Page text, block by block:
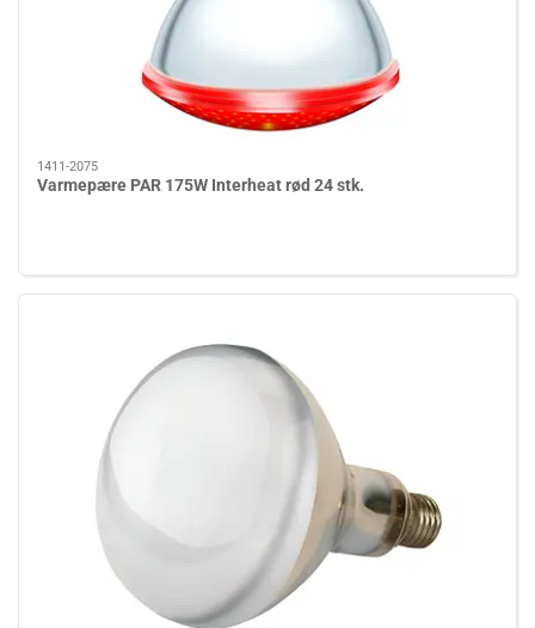
1411-2075
Varmepære PAR 175W Interheat rød 24 stk.